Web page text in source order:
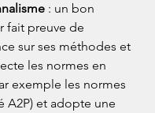
: un bon
fait preuve de
sur ses méthodes et
les normes en
exemple les normes
A2P) et adopte une